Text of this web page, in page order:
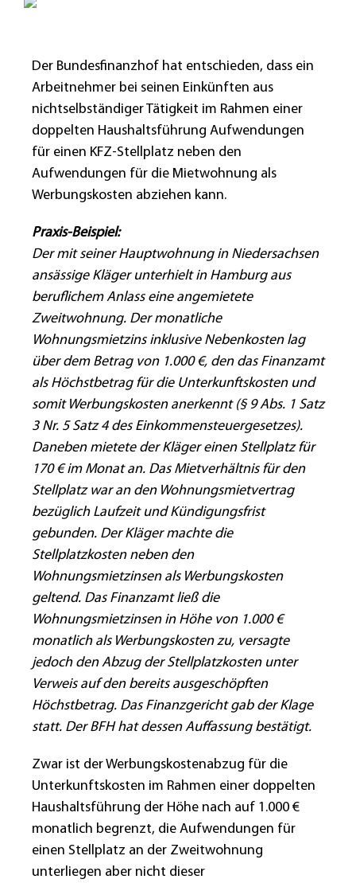
Der Bundesfinanzhof hat entschieden, dass ein
Arbeitnehmer bei seinen Einkünften aus
nichtselbständiger Tätigkeit im Rahmen einer
doppelten Haushaltsführung Aufwendungen
für einen KFZ-Stellplatz neben den
Aufwendungen für die Mietwohnung als
Werbungskosten abziehen kann.
Praxis-Beispiel:
Der mit seiner Hauptwohnung in Niedersachsen
ansässige Kläger unterhielt in Hamburg aus
beruflichem Anlass eine angemietete
Zweitwohnung. Der monatliche
Wohnungsmietzins inklusive Nebenkosten lag
über dem Betrag von 1.000 €, den das Finanzamt
als Höchstbetrag für die Unterkunftskosten und
somit Werbungskosten anerkennt (§ 9 Abs. 1 Satz
3 Nr. 5 Satz 4 des Einkommensteuergesetzes).
Daneben mietete der Kläger einen Stellplatz für
170 € im Monat an. Das Mietverhältnis für den
Stellplatz war an den Wohnungsmietvertrag
bezüglich Laufzeit und Kündigungsfrist
gebunden. Der Kläger machte die
Stellplatzkosten neben den
Wohnungsmietzinsen als Werbungskosten
geltend. Das Finanzamt ließ die
Wohnungsmietzinsen in Höhe von 1.000 €
monatlich als Werbungskosten zu, versagte
jedoch den Abzug der Stellplatzkosten unter
Verweis auf den bereits ausgeschöpften
Höchstbetrag. Das Finanzgericht gab der Klage
statt. Der BFH hat dessen Auffassung bestätigt.
Zwar ist der Werbungskostenabzug für die
Unterkunftskosten im Rahmen einer doppelten
Haushaltsführung der Höhe nach auf 1.000 €
monatlich begrenzt, die Aufwendungen für
einen Stellplatz an der Zweitwohnung
unterliegen aber nicht dieser